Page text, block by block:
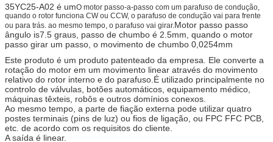
35YC25-A02 é umO motor passo-a-passo com um parafuso de condução,
quando o rotor funciona CW ou CCW, o parafuso de condução vai para frente
ou para trás. ao mesmo tempo, o parafuso vai girar.Motor passo passo
ângulo is7.5 graus, passo de chumbo é 2.5mm, quando o motor
passo girar um passo, o movimento de chumbo 0,0254mm
Este produto é um produto patenteado da empresa. Ele converte a
rotação do motor em um movimento linear através do movimento
relativo do rotor interno e do parafuso.É utilizado principalmente no
controlo de válvulas, botões automáticos, equipamento médico,
máquinas têxteis, robôs e outros domínios conexos.
Ao mesmo tempo, a parte de fiação externa pode utilizar quatro
postes terminais (pins de luz) ou fios de ligação, ou FPC FFC PCB,
etc. de acordo com os requisitos do cliente.
A saída é linear.